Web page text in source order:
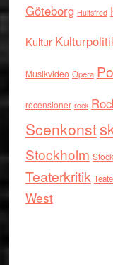
Göteborg Hultsfred
Kultur
Musikvideo Opera
recensioner rock
Scenkonst
Stockholm
Teaterkritik
West